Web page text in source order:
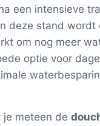
een intensieve
deze stand wordt
om nog meer
optie voor
je meteen de